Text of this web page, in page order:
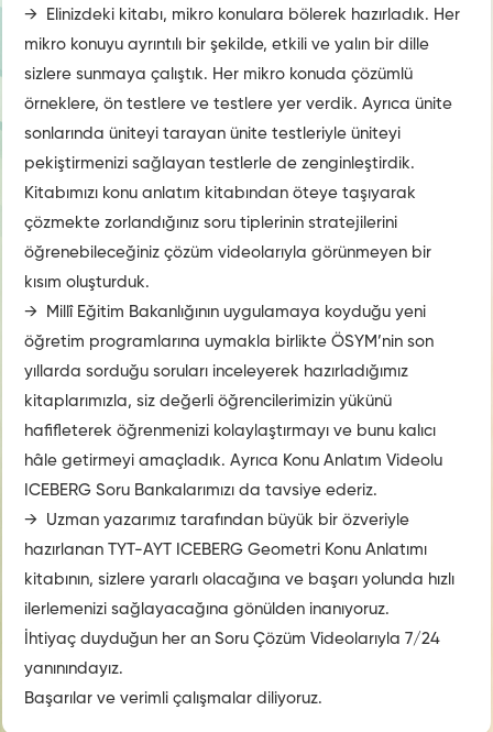
→ Elinizdeki kitabı, mikro konulara bölerek hazırladık. Her
mikro konuyu ayrıntılı bir şekilde, etkili ve yalın bir dille
sizlere sunmaya çalıştık. Her mikro konuda çözümlü
örneklere, ön testlere ve testlere yer verdik. Ayrıca ünite
sonlarında üniteyi tarayan ünite testleriyle üniteyi
pekiştirmenizi sağlayan testlerle de zenginleştirdik.
Kitabımızı konu anlatım kitabından öteye taşıyarak
çözmekte zorlandığınız soru tiplerinin stratejilerini
öğrenebileceğiniz çözüm videolarıyla görünmeyen bir
kısım oluşturduk.
→ Millî Eğitim Bakanlığının uygulamaya koyduğu yeni
öğretim programlarına uymakla birlikte ÖSYM’nin son
yıllarda sorduğu soruları inceleyerek hazırladığımız
kitaplarımızla, siz değerli öğrencilerimizin yükünü
hafifleterek öğrenmenizi kolaylaştırmayı ve bunu kalıcı
hâle getirmeyi amaçladık. Ayrıca Konu Anlatım Videolu
ICEBERG Soru Bankalarımızı da tavsiye ederiz.
→ Uzman yazarımız tarafından büyük bir özveriyle
hazırlanan TYT-AYT ICEBERG Geometri Konu Anlatımı
kitabının, sizlere yararlı olacağına ve başarı yolunda hızlı
ilerlemenizi sağlayacağına gönülden inanıyoruz.
İhtiyaç duyduğun her an Soru Çözüm Videolarıyla 7/24
yanınındayız.
Başarılar ve verimli çalışmalar diliyoruz.